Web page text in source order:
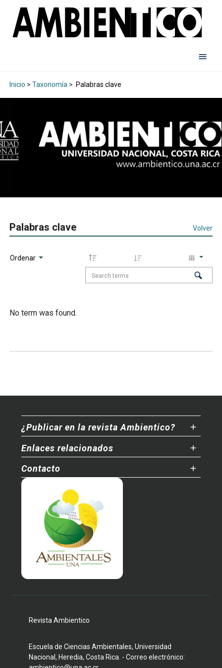
Inicio > Taxonomía > Palabras clave
Palabras clave Volver
Ordenar
No term was found.
¿Publicar en la revista Ambientico?
Enlaces relacionados
Contacto
Revista Ambientico
Escuela de Ciencias Ambientales, Universidad
Nacional, Heredia, Costa Rica. - Correo electrónico: